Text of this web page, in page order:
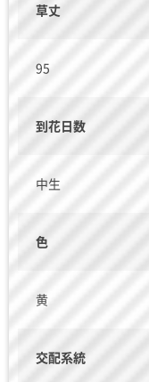
草丈
95
到花日数
中生
色
黄
交配系統